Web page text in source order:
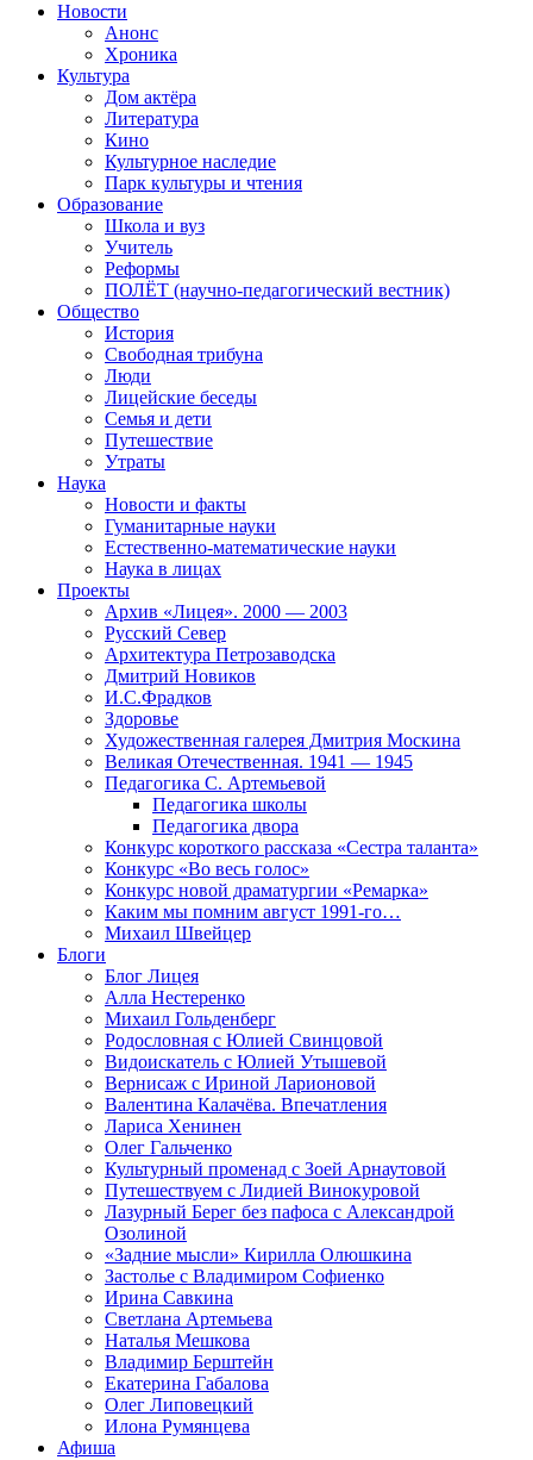
Новости
Анонс
Хроника
Культура
Дом актёра
Литература
Кино
Культурное наследие
Парк культуры и чтения
Образование
Школа и вуз
Учитель
Реформы
ПОЛЁТ (научно-педагогический вестник)
Общество
История
Свободная трибуна
Люди
Лицейские беседы
Семья и дети
Путешествие
Утраты
Наука
Новости и факты
Гуманитарные науки
Естественно-математические науки
Наука в лицах
Проекты
Архив «Лицея». 2000 — 2003
Русский Север
Архитектура Петрозаводска
Дмитрий Новиков
И.С.Фрадков
Здоровье
Художественная галерея Дмитрия Москина
Великая Отечественная. 1941 — 1945
Педагогика С. Артемьевой
Педагогика школы
Педагогика двора
Конкурс короткого рассказа «Сестра таланта»
Конкурс «Во весь голос»
Конкурс новой драматургии «Ремарка»
Каким мы помним август 1991-го…
Михаил Швейцер
Блоги
Блог Лицея
Алла Нестеренко
Михаил Гольденберг
Родословная с Юлией Свинцовой
Видоискатель с Юлией Утышевой
Вернисаж с Ириной Ларионовой
Валентина Калачёва. Впечатления
Лариса Хенинен
Олег Гальченко
Культурный променад с Зоей Арнаутовой
Путешествуем с Лидией Винокуровой
Лазурный Берег без пафоса с Александрой
Озолиной
«Задние мысли» Кирилла Олюшкина
Застолье с Владимиром Софиенко
Ирина Савкина
Светлана Артемьева
Наталья Мешкова
Владимир Берштейн
Екатерина Габалова
Олег Липовецкий
Илона Румянцева
Афиша